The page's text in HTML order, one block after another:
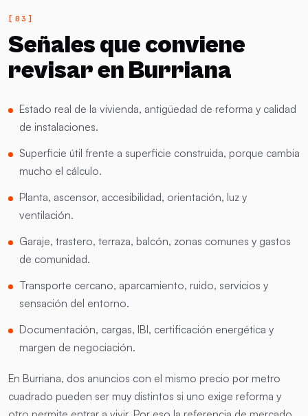
Señales que conviene
revisar en Burriana
Estado real de la vivienda, antigüedad de reforma y calidad
de instalaciones.
Superficie útil frente a superficie construida, porque cambia
mucho el cálculo.
Planta, ascensor, accesibilidad, orientación, luz y
ventilación.
Garaje, trastero, terraza, balcón, zonas comunes y gastos
de comunidad.
Transporte cercano, aparcamiento, ruido, servicios y
sensación del entorno.
Documentación, cargas, IBI, certificación energética y
margen de negociación.
En Burriana, dos anuncios con el mismo precio por metro
cuadrado pueden ser muy distintos si uno exige reforma y